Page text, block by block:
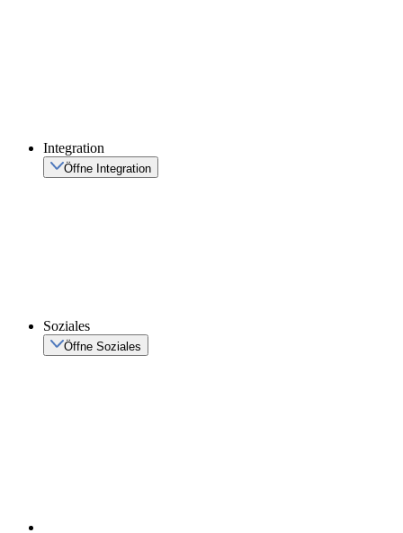
Integration
Öffne Integration
Soziales
Öffne Soziales